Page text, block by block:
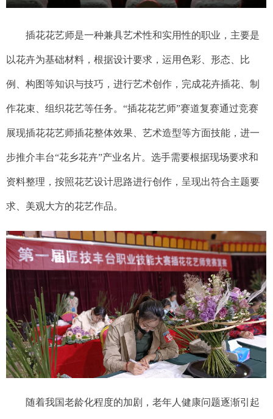
插花花艺师是一种兼具艺术性和实用性的职业，主要是
以花卉为基础材料，根据设计要求，运用色彩、形态、比
例、构图等知识与技巧，进行艺术创作，完成花卉插花、制
作花束、组织花艺等任务。“插花花艺师”赛道复赛通过竞赛
展现插花花艺师插花整体效果、艺术造型等方面技能，进一
步推介丰台“花乡花卉”产业名片。选手需要根据现场要求和
资料整理，按照花艺设计思路进行创作，呈现出符合主题要
求、美观大方的花艺作品。
随着我国老龄化程度的加剧，老年人健康问题逐渐引起